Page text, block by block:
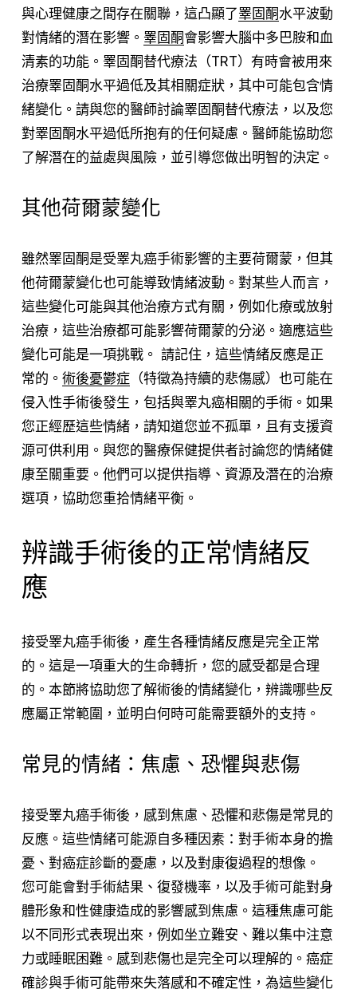
與心理健康之間存在關聯，這凸顯了睪固酮水平波動
對情緒的潛在影響。 睪固酮會影響大腦中多巴胺和血
清素的功能。睪固酮替代療法（TRT）有時會被用來
治療睪固酮水平過低及其相關症狀，其中可能包含情
緒變化。請與您的醫師討論睪固酮替代療法，以及您
對睪固酮水平過低所抱有的任何疑慮。醫師能協助您
了解潛在的益處與風險，並引導您做出明智的決定。
其他荷爾蒙變化
雖然睪固酮是受睪丸癌手術影響的主要荷爾蒙，但其
他荷爾蒙變化也可能導致情緒波動。對某些人而言，
這些變化可能與其他治療方式有關，例如化療或放射
治療，這些治療都可能影響荷爾蒙的分泌。適應這些
變化可能是一項挑戰。 請記住，這些情緒反應是正
常的。 術後憂鬱症（特徵為持續的悲傷感）也可能在
侵入性手術後發生，包括與睪丸癌相關的手術。如果
您正經歷這些情緒，請知道您並不孤單，且有支援資
源可供利用。與您的醫療保健提供者討論您的情緒健
康至關重要。他們可以提供指導、資源及潛在的治療
選項，協助您重拾情緒平衡。
辨識手術後的正常情緒反
應
接受睪丸癌手術後，產生各種情緒反應是完全正常
的。這是一項重大的生命轉折，您的感受都是合理
的。本節將協助您了解術後的情緒變化，辨識哪些反
應屬正常範圍，並明白何時可能需要額外的支持。
常見的情緒：焦慮、恐懼與悲傷
接受睪丸癌手術後，感到焦慮、恐懼和悲傷是常見的
反應。這些情緒可能源自多種因素：對手術本身的擔
憂、對癌症診斷的憂慮，以及對康復過程的想像。
您可能會對手術結果、復發機率，以及手術可能對身
體形象和性健康造成的影響感到焦慮。這種焦慮可能
以不同形式表現出來，例如坐立難安、難以集中注意
力或睡眠困難。感到悲傷也是完全可以理解的。癌症
確診與手術可能帶來失落感和不確定性，為這些變化